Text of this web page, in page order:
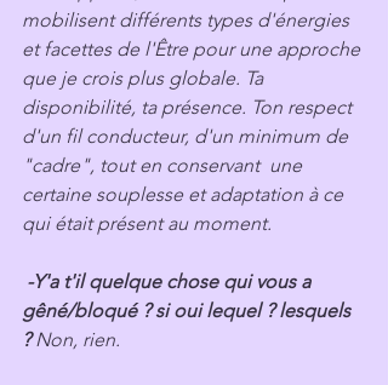
mobilisent différents types d'énergies
et facettes de l'Être pour une approche
que je crois plus globale. Ta
disponibilité, ta présence. Ton respect
d'un fil conducteur, d'un minimum de
"cadre", tout en conservant  une
certaine souplesse et adaptation à ce
qui était présent au moment.
gêné/bloqué ? si oui lequel ? lesquels
? Non, rien.